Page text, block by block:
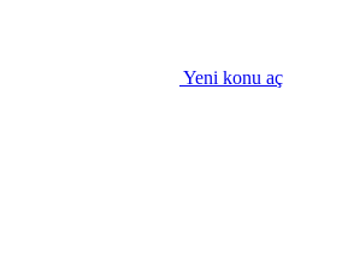
Yeni konu aç